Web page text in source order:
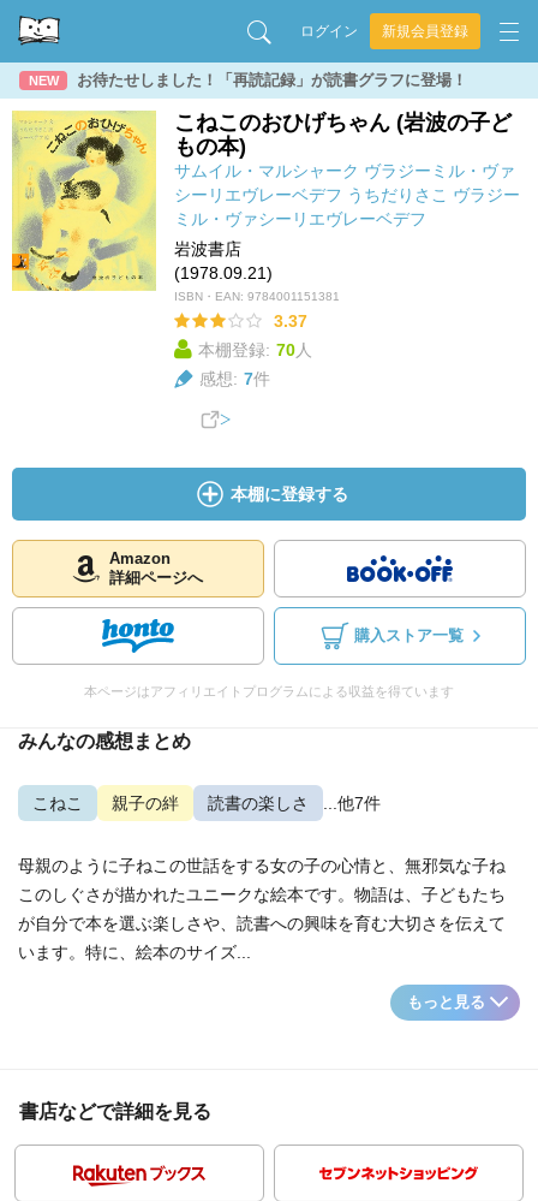
ログイン 新規会員登録
NEW お待たせしました！「再読記録」が読書グラフに登場！
こねこのおひげちゃん (岩波の子ど
もの本)
サムイル・マルシャーク ヴラジーミル・ヴァ
シーリエヴレーベデフ うちだりさこ ヴラジー
ミル・ヴァシーリエヴレーベデフ
岩波書店
(1978.09.21)
ISBN・EAN: 9784001151381
3.37
本棚登録: 70人
感想: 7件
本棚に登録する
Amazon
詳細ページへ
購入ストア一覧
本ページはアフィリエイトプログラムによる収益を得ています
みんなの感想まとめ
こねこ 親子の絆 読書の楽しさ ...他7件
母親のように子ねこの世話をする女の子の心情と、無邪気な子ね
このしぐさが描かれたユニークな絵本です。物語は、子どもたち
が自分で本を選ぶ楽しさや、読書への興味を育む大切さを伝えて
います。特に、絵本のサイズ...
もっと見る
書店などで詳細を見る